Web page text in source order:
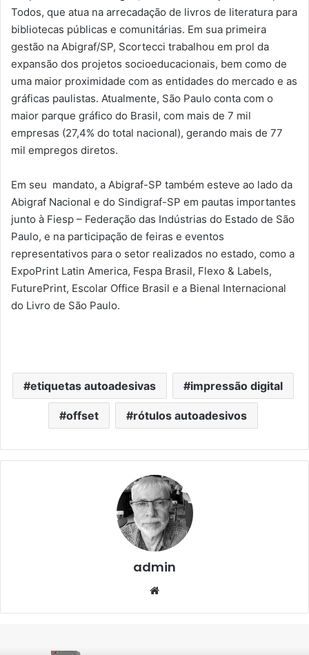
Todos, que atua na arrecadação de livros de literatura para
bibliotecas públicas e comunitárias. Em sua primeira
gestão na Abigraf/SP, Scortecci trabalhou em prol da
expansão dos projetos socioeducacionais, bem como de
uma maior proximidade com as entidades do mercado e as
gráficas paulistas. Atualmente, São Paulo conta com o
maior parque gráfico do Brasil, com mais de 7 mil
empresas (27,4% do total nacional), gerando mais de 77
mil empregos diretos.
Em seu mandato, a Abigraf-SP também esteve ao lado da
Abigraf Nacional e do Sindigraf-SP em pautas importantes
junto à Fiesp – Federação das Indústrias do Estado de São
Paulo, e na participação de feiras e eventos
representativos para o setor realizados no estado, como a
ExpoPrint Latin America, Fespa Brasil, Flexo & Labels,
FuturePrint, Escolar Office Brasil e a Bienal Internacional
do Livro de São Paulo.
etiquetas autoadesivas impressão digital
offset rótulos autoadesivos
admin